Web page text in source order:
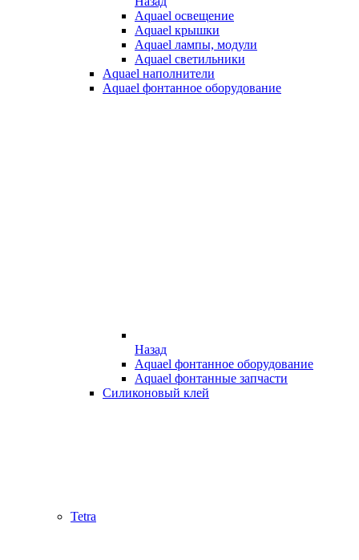
Aquael освещение
Aquael крышки
Aquael лампы, модули
Aquael светильники
Aquael наполнители
Aquael фонтанное оборудование
Назад
Aquael фонтанное оборудование
Aquael фонтанные запчасти
Силиконовый клей
Tetra